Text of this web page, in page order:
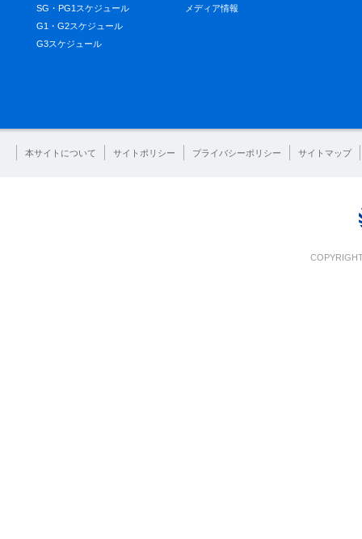
SG・PG1スケジュール
G1・G2スケジュール
G3スケジュール
メディア情報
本サイトについて サイトポリシー プライバシーポリシー サイトマップ